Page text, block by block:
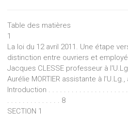
Table des matières
1
La loi du 12 avril 2011. Une étape
distinction entre ouvriers et
Jacques CLESSE professeur à
Aurélie MORTIER assistante à
Introduction . . . . . . . . . . . . . . . . . . . . .
. . . . . . . . . . . . . . 8
SECTION 1